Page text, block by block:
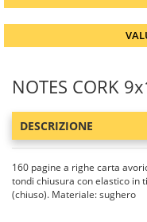
NOTES CORK
DESCRIZIONE
160 pagine a righe carta
tondi chiusura con elastico in
(chiuso). Materiale: sughero